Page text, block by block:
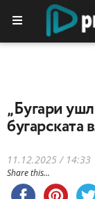
„Бугари
бугарската
11.12.2025 / 14:33
Share this...